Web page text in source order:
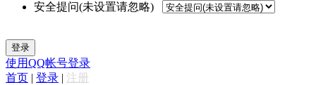
安全提问(未设置请忽略)
登录
使用QQ帐号登录
首页 | 登录 | 注册